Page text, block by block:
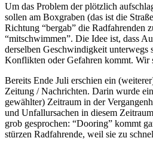
Um das Problem der plötzlich
sollen am Boxgraben (das ist die
Richtung “bergab” die Radfahrenden
“mitschwimmen”. Die Idee ist, dass
derselben Geschwindigkeit unterwegs
Konflikten oder Gefahren kommt. Wir
Bereits Ende Juli erschien ein
Zeitung / Nachrichten. Darin wurde
gewählter) Zeitraum in der
und Unfallursachen in diesem
grob gesprochen: “Dooring” kommt
stürzen Radfahrende, weil sie zu